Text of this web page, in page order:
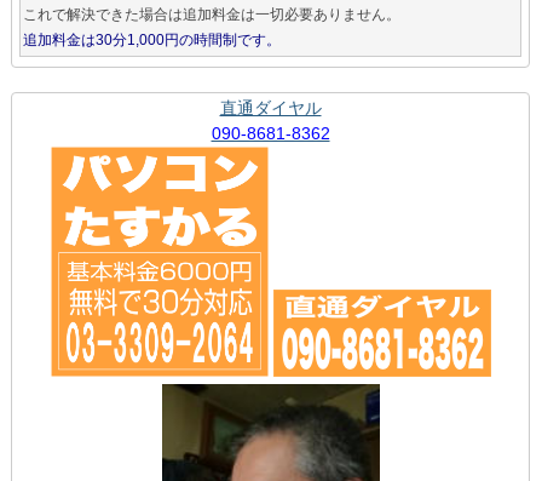
これで解決できた場合は追加料金は一切必要ありません。
追加料金は30分1,000円の時間制です。
直通ダイヤル
090-8681-8362